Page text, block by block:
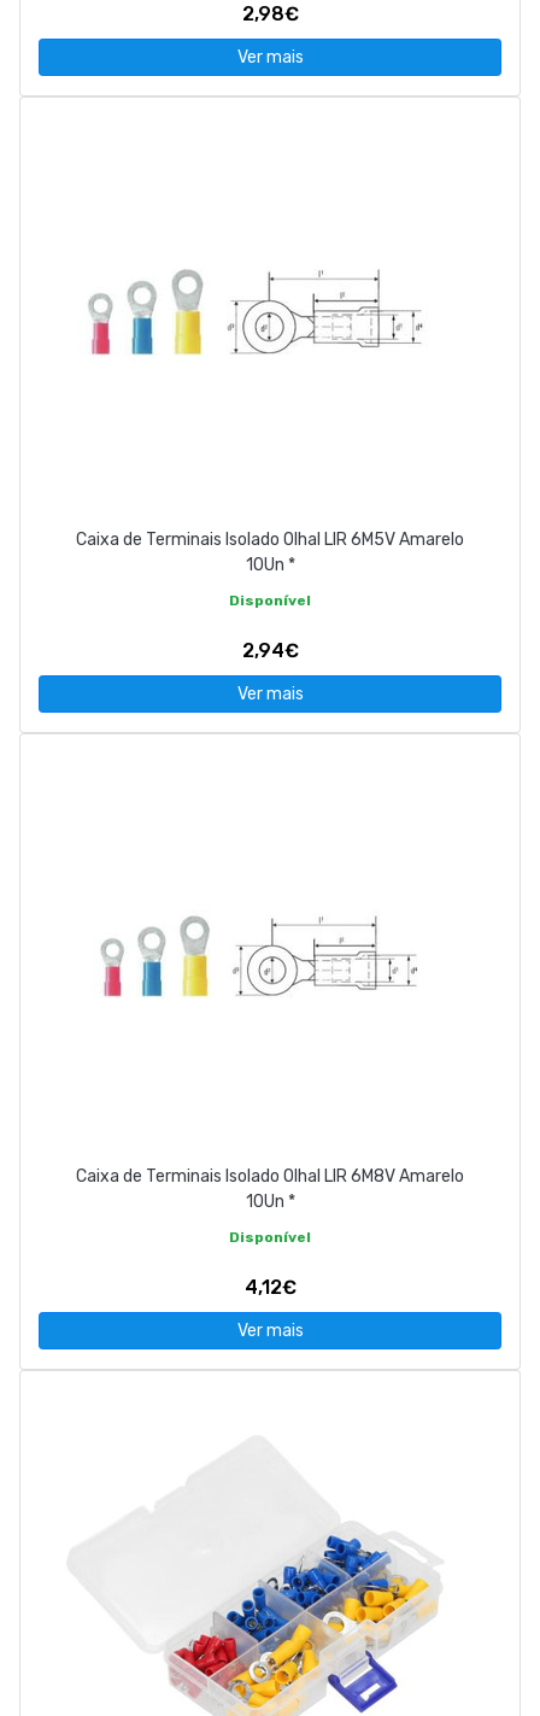
2,98€
Ver mais
Caixa de Terminais Isolado Olhal LIR 6M5V Amarelo
10Un *
Disponível
2,94€
Ver mais
Caixa de Terminais Isolado Olhal LIR 6M8V Amarelo
10Un *
Disponível
4,12€
Ver mais